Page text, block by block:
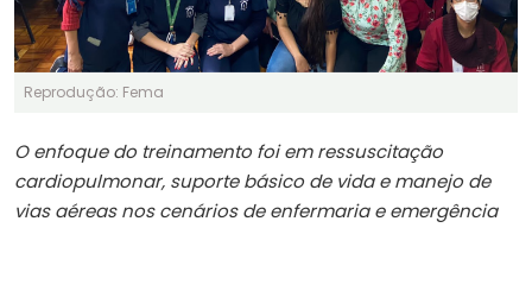
Reprodução: Fema
O enfoque do treinamento foi em ressuscitação
cardiopulmonar, suporte básico de vida e manejo de
vias aéreas nos cenários de enfermaria e emergência